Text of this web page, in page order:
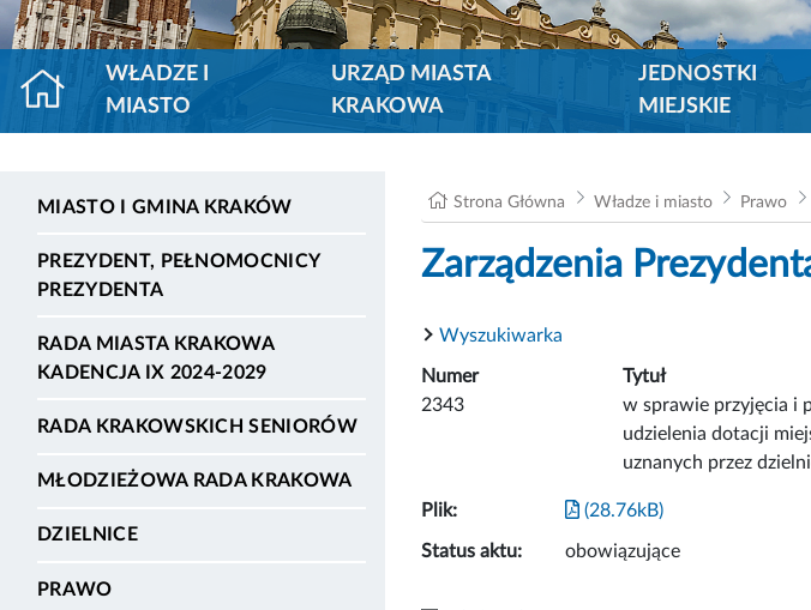
WŁADZE I
MIASTO
URZĄD MIASTA
KRAKOWA
JEDNOSTKI
MIEJSKIE
MIASTO I GMINA KRAKÓW
PREZYDENT, PEŁNOMOCNICY
PREZYDENTA
RADA MIASTA KRAKOWA
KADENCJA IX 2024-2029
RADA KRAKOWSKICH SENIORÓW
MŁODZIEŻOWA RADA KRAKOWA
DZIELNICE
PRAWO
Strona Główna Władze i miasto Prawo
Zarządzenia
Wyszukiwarka
Numer Tytuł
2343
w sprawie przyjęcia i
udzielenia dotacji
uznanych przez
Plik: (28.76kB)
Status aktu: obowiązujące